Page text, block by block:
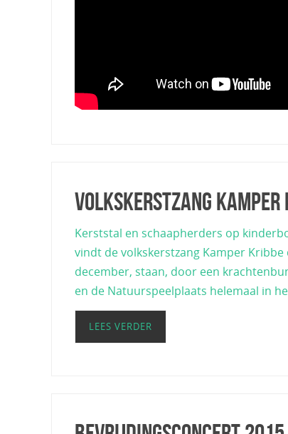
Volkskerstzang
Kerststal en schaapherders op
vindt de volkskerstzang Kamper
december, staan, door een
en de Natuurspeelplaats helemaal in
LEES VERDER